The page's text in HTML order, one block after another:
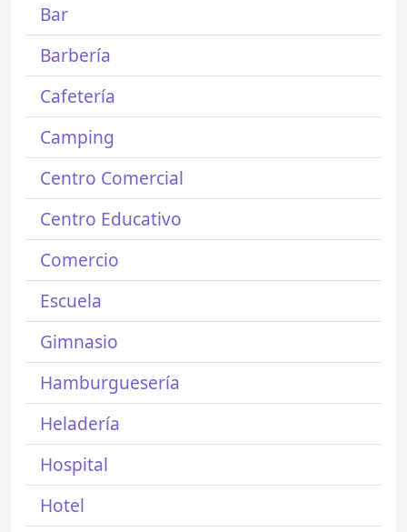
Bar
Barbería
Cafetería
Camping
Centro Comercial
Centro Educativo
Comercio
Escuela
Gimnasio
Hamburguesería
Heladería
Hospital
Hotel